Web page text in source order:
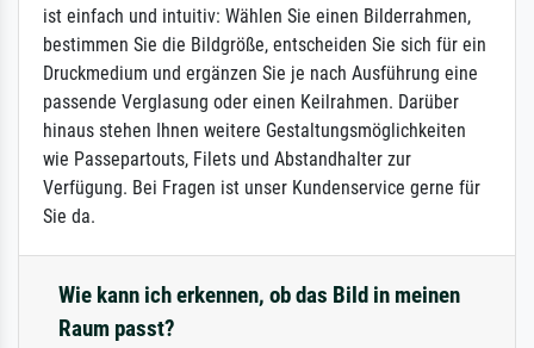
ist einfach und intuitiv: Wählen Sie einen Bilderrahmen,
bestimmen Sie die Bildgröße, entscheiden Sie sich für ein
Druckmedium und ergänzen Sie je nach Ausführung eine
passende Verglasung oder einen Keilrahmen. Darüber
hinaus stehen Ihnen weitere Gestaltungsmöglichkeiten
wie Passepartouts, Filets und Abstandhalter zur
Verfügung. Bei Fragen ist unser Kundenservice gerne für
Sie da.
Wie kann ich erkennen, ob das Bild in meinen
Raum passt?